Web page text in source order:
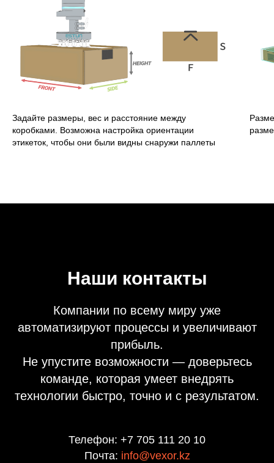
Задайте размеры, вес и расстояние между
коробками. Возможна настройка ориентации
этикеток, чтобы они были видны снаружи паллеты
Наши контакты
Компании по всему миру уже
автоматизируют процессы и увеличивают
прибыль.
Не упустите возможности — доверьтесь
команде, которая умеет внедрять
технологии быстро, точно и с результатом.
Телефон: +7 705 111 20 10
Почта: info@vexor.kz